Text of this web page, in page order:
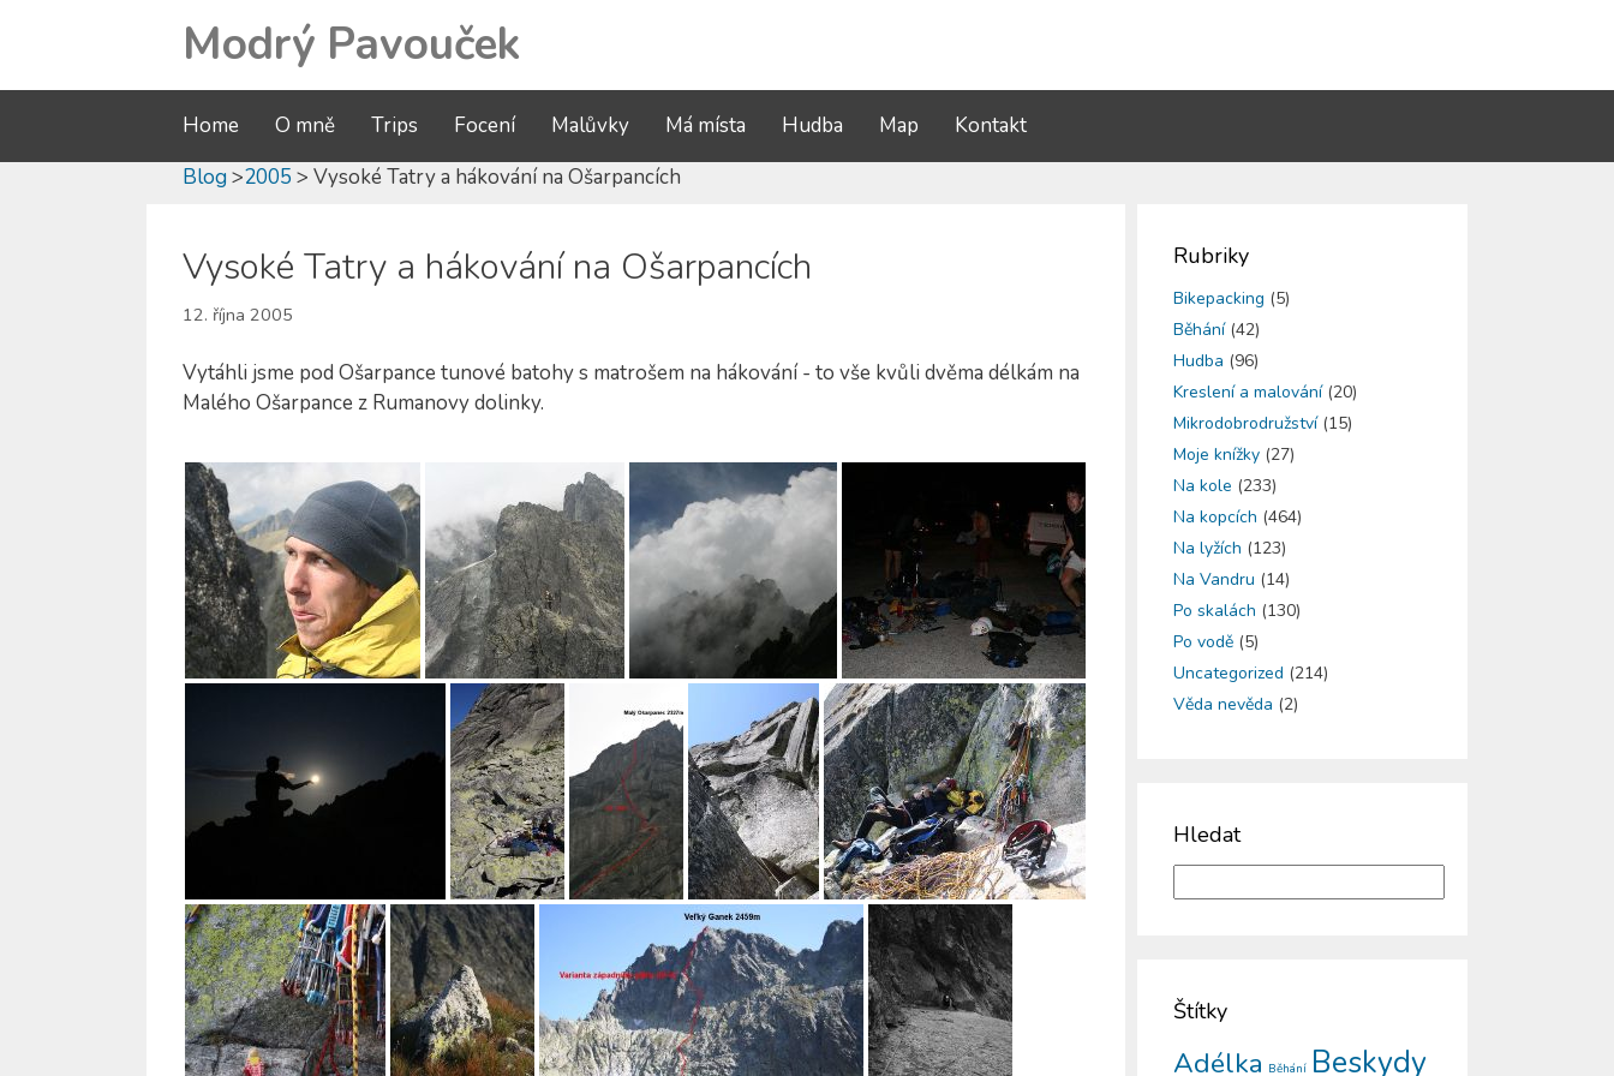
Modrý Pavouček
Home O mně Trips Focení Malůvky Má místa Hudba Map
Kontakt
Blog >2005 > Vysoké Tatry a hákování na Ošarpancích
Vysoké Tatry a hákování na Ošarpancích
12. října 2005
Vytáhli jsme pod Ošarpance tunové batohy s matrošem na hákování - to vše kvůli dvěma délkám na
Malého Ošarpance z Rumanovy dolinky.
Rubriky
Bikepacking (5)
Běhání(42)
Hudba (96)
Kreslení a malování(20)
Mikrodobrodružství(15)
Moje knížky (27)
Na kole (233)
Na kopcích (464)
Na lyžích (123)
Na Vandru (14)
Po skalách (130)
Po vodě (5)
Uncategorized (214)
Věda nevěda (2)
Hledat
Štítky
Adélka Běhání Beskydy